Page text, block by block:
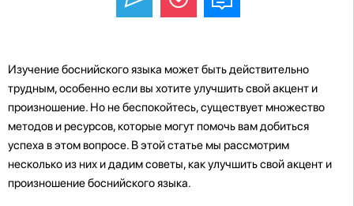
Изучение боснийского языка может быть действительно
трудным, особенно если вы хотите улучшить свой акцент и
произношение. Но не беспокойтесь, существует множество
методов и ресурсов, которые могут помочь вам добиться
успеха в этом вопросе. В этой статье мы рассмотрим
несколько из них и дадим советы, как улучшить свой акцент и
произношение боснийского языка.